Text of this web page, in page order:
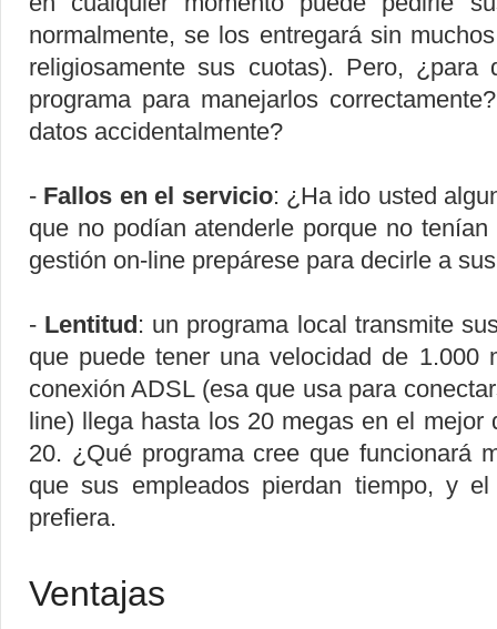
normalmente, se los entregará sin
religiosamente sus cuotas). Pero,
programa para manejarlos
datos accidentalmente?
- Fallos en el servicio: ¿Ha ido usted
que no podían atenderle porque no
gestión on-line prepárese para decirle a
- Lentitud: un programa local transmite
que puede tener una velocidad de 1.000
conexión ADSL (esa que usa para
line) llega hasta los 20 megas en el
20. ¿Qué programa cree que funcionará
que sus empleados pierdan tiempo, y
prefiera.
Ventajas